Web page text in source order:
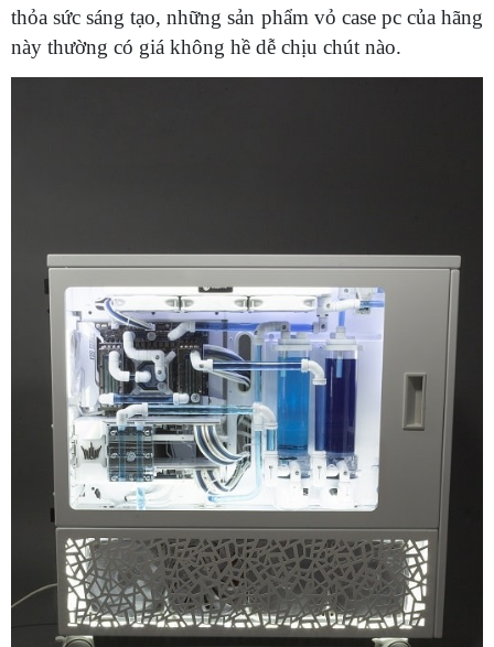
thỏa sức sáng tạo, những sản phẩm vỏ case pc của hãng
này thường có giá không hề dễ chịu chút nào.